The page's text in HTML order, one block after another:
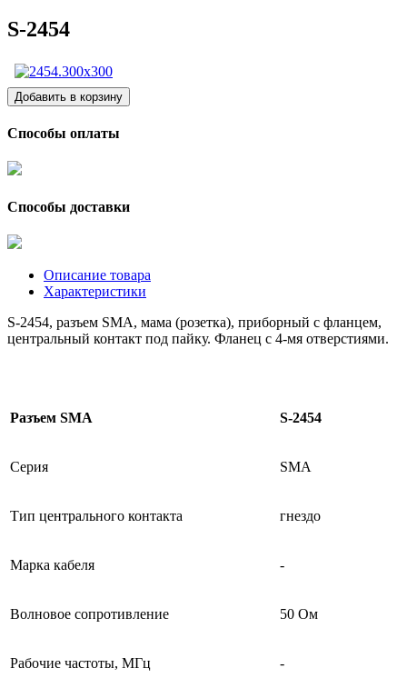
S-2454
Способы оплаты
Способы доставки
Описание товара
Характеристики
S-2454, разъем SMA, мама (розетка), приборный с фланцем,
центральный контакт под пайку. Фланец с 4-мя отверстиями.
Разъем SMA S-2454
Серия SMA
Тип центрального контакта гнездо
Марка кабеля -
Волновое сопротивление 50 Ом
Рабочие частоты, МГц -